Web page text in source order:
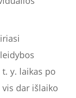
y. laikas po
dar išlaiko